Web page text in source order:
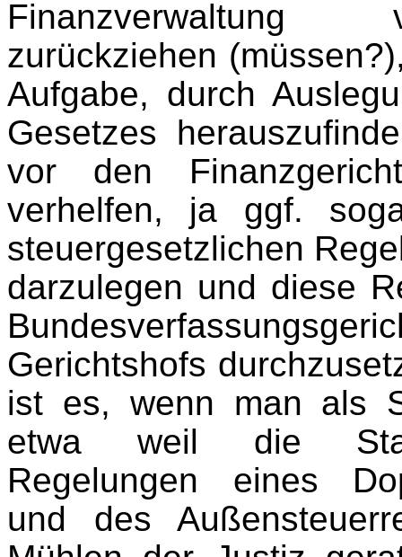
Finanzverwaltung
zurückziehen
Aufgabe, durch
Gesetzes
vor den
verhelfen, ja ggf.
steuergesetzlichen
darzulegen und diese
Gerichtshofs
ist es, wenn man als
etwa weil die
Regelungen eines
und des